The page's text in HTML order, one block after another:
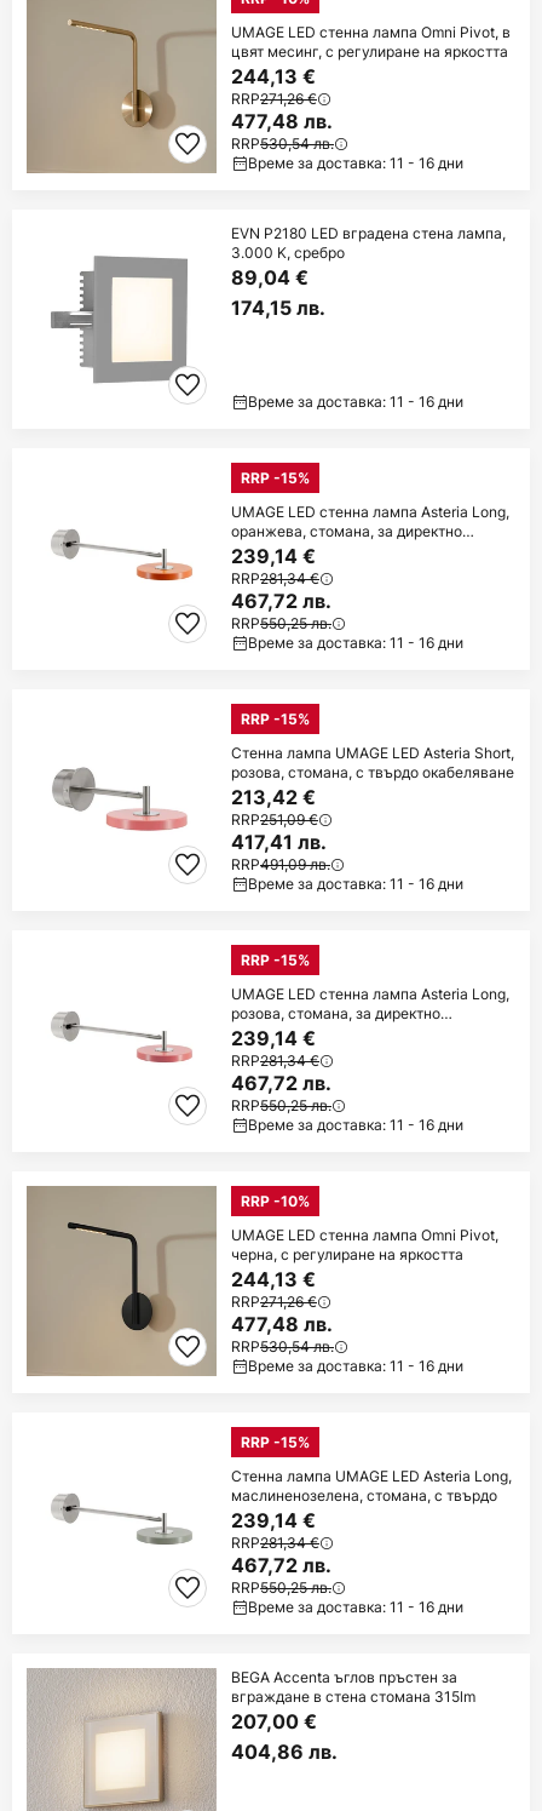
UMAGE LED стенна лампа Omni Pivot, в
цвят месинг, с регулиране на яркостта
244,13 €
RRP271,26 €
477,48 лв.
RRP530,54 лв.
Време за доставка: 11 - 16 дни
EVN P2180 LED вградена стена лампа,
3.000 K, сребро
89,04 €
174,15 лв.
Време за доставка: 11 - 16 дни
RRP -15%
UMAGE LED стенна лампа Asteria Long,
оранжева, стомана, за директно
свързване
239,14 €
RRP281,34 €
467,72 лв.
RRP550,25 лв.
Време за доставка: 11 - 16 дни
RRP -15%
Стенна лампа UMAGE LED Asteria Short,
розова, стомана, с твърдо окабеляване
213,42 €
RRP251,09 €
417,41 лв.
RRP491,09 лв.
Време за доставка: 11 - 16 дни
RRP -15%
UMAGE LED стенна лампа Asteria Long,
розова, стомана, за директно
свързване
239,14 €
RRP281,34 €
467,72 лв.
RRP550,25 лв.
Време за доставка: 11 - 16 дни
RRP -10%
UMAGE LED стенна лампа Omni Pivot,
черна, с регулиране на яркостта
244,13 €
RRP271,26 €
477,48 лв.
RRP530,54 лв.
Време за доставка: 11 - 16 дни
RRP -15%
Стенна лампа UMAGE LED Asteria Long,
маслиненозелена, стомана, с твърдо
239,14 €
RRP281,34 €
467,72 лв.
RRP550,25 лв.
Време за доставка: 11 - 16 дни
BEGA Accenta ъглов пръстен за
вграждане в стена стомана 315lm
207,00 €
404,86 лв.